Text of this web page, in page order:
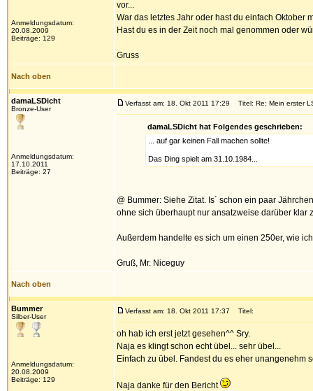
Anmeldungsdatum:
20.08.2009
Beiträge: 129
vor...
War das letztes Jahr oder hast du einfach Oktober
Hast du es in der Zeit noch mal genommen oder
Gruss
Nach oben
damaLSDicht
Bronze-User
Anmeldungsdatum:
17.10.2011
Beiträge: 27
Verfasst am: 18. Okt 2011 17:29 Titel: Re: Mein erster
damaLSDicht hat Folgendes geschrieben:
... auf gar keinen Fall machen sollte!
Das Ding spielt am 31.10.1984...
@ Bummer: Siehe Zitat. Is´ schon ein paar
ohne sich überhaupt nur ansatzweise darüber klar
Außerdem handelte es sich um einen 250er, wie
Gruß, Mr. Niceguy
Nach oben
Bummer
Silber-User
Anmeldungsdatum:
20.08.2009
Beiträge: 129
Verfasst am: 18. Okt 2011 17:37 Titel:
oh hab ich erst jetzt gesehen^^ Sry.
Naja es klingt schon echt übel... sehr übel...
Einfach zu übel. Fandest du es eher unangenehm
Naja danke für den Bericht